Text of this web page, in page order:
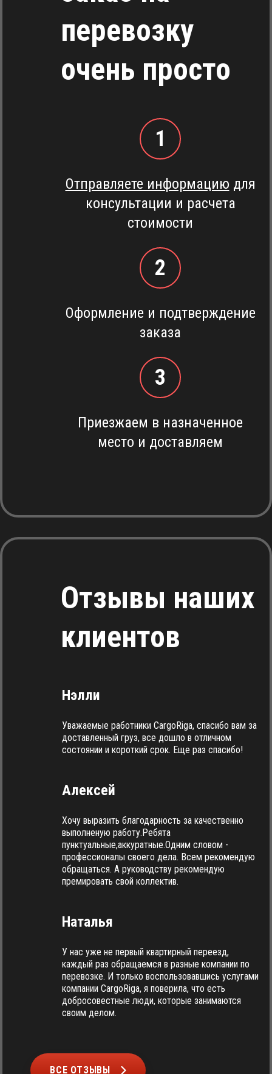
перевозку
очень просто
1
Отправляете информацию для
консультации и расчета
стоимости
2
Оформление и подтверждение
заказа
3
Приезжаем в назначенное
место и доставляем
Отзывы наших
клиентов
Нэлли
Уважаемые работники CargoRiga, спасибо вам за
доставленный груз, все дошло в отличном
состоянии и короткий срок. Еще раз спасибо!
Алексей
Хочу выразить благодарность за качественно
выполненую работу.Ребята
пунктуальные,аккуратные.Одним словом -
профессионалы своего дела. Всем рекомендую
обращаться. А руководству рекомендую
премировать свой коллектив.
Наталья
У нас уже не первый квартирный переезд,
каждый раз обращаемся в разные компании по
перевозке. И только воспользовавшись услугами
компании CargoRiga, я поверила, что есть
добросовестные люди, которые занимаются
своим делом.
ВСЕ ОТЗЫВЫ